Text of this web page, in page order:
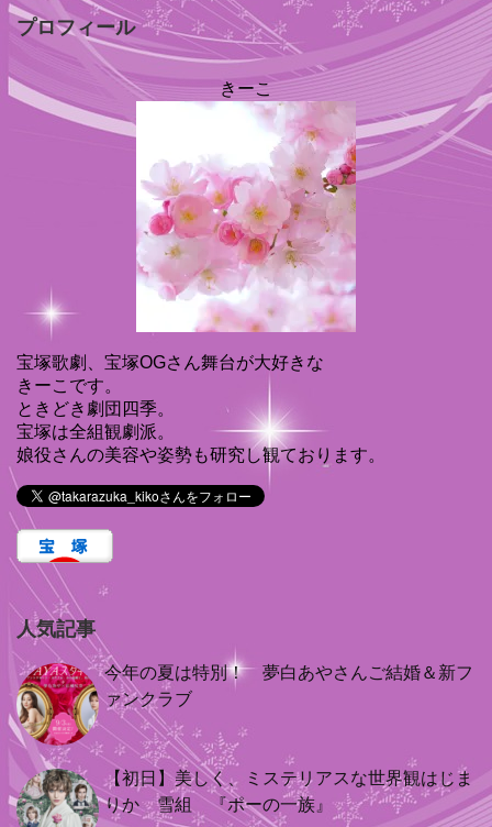
プロフィール
きーこ
宝塚歌劇、宝塚OGさん舞台が大好きな
きーこです。
ときどき劇団四季。
宝塚は全組観劇派。
娘役さんの美容や姿勢も研究し観ております。
人気記事
今年の夏は特別！ 夢白あやさんご結婚＆新フ
ァンクラブ
【初日】美しく、ミステリアスな世界観はじま
りか 雪組 『ポーの一族』